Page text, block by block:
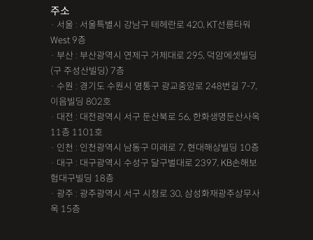
주소
· 서울 : 서울특별시 강남구 테헤란로 420, KT선릉타워
West 9층
· 부산 : 부산광역시 연제구 거제대로 295, 덕암에셋빌딩
(구 주성산빌딩) 7층
· 수원 : 경기도 수원시 영통구 광교중앙로 248번길 7-7,
이음빌딩 802호
· 대전 : 대전광역시 서구 둔산북로 56, 한화생명둔산사옥
11층 1101호
· 인천 : 인천광역시 남동구 미래로 7, 현대해상빌딩 10층
· 대구 : 대구광역시 수성구 달구벌대로 2397, KB손해보
험대구빌딩 18층
· 광주 : 광주광역시 서구 시청로 30, 삼성화재광주상무사
옥 15층